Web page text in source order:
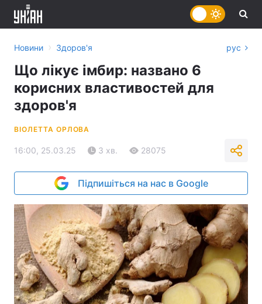
Новини › Здоров'я рус
Що лікує імбир: названо 6
корисних властивостей для
здоров'я
ВІОЛЕТТА ОРЛОВА
16:00, 25.03.25 3 хв. 28075
Підпишіться на нас в Google